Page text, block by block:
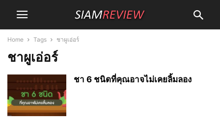
Home Tags ชาผูเอ่อร์
ชาผูเอ่อร์
ชา 6 ชนิดที่คุณอาจไม่เคยลิ้มลอง